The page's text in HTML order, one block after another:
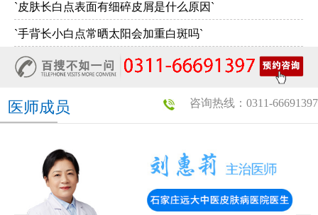
`皮肤长白点表面有细碎皮屑是什么原因`
`手背长小白点常晒太阳会加重白斑吗`
咨询热线：0311-66691397
医师成员